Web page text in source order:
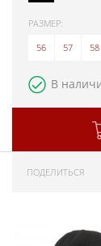
РАЗМЕР:
56
57 58
В
ПОДЕЛИТЬСЯ